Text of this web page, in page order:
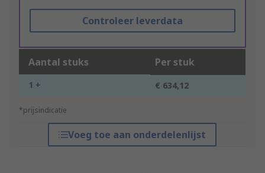
Controleer leverdata
Aantal stuks Per stuk
1 + € 634,12
*prijsindicatie
Voeg toe aan onderdelenlijst